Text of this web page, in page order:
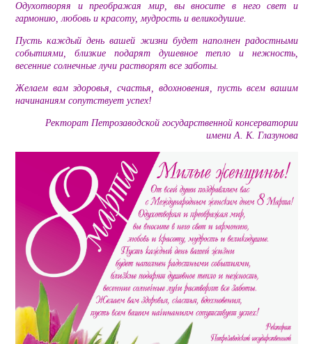
Одухотворяя и преображая мир, вы вносите в него свет и
гармонию, любовь и красоту, мудрость и великодушие.
Пусть каждый день вашей жизни будет наполнен радостными
событиями, близкие подарят душевное тепло и нежность,
весенние солнечные лучи растворят все заботы.
Желаем вам здоровья, счастья, вдохновения, пусть всем вашим
начинаниям сопутствует успех!
Ректорат Петрозаводской государственной консерватории
имени А. К. Глазунова